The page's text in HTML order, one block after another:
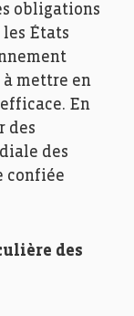
obligations
les États
mettre en
En
des
des
confiée
des